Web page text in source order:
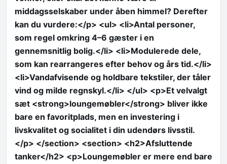
middagsselskaber under åben himmel? Derefter
kan du vurdere:</p> <ul> <li>Antal personer,
som regel omkring 4–6 gæster i en
gennemsnitlig bolig.</li> <li>Modulerede dele,
som kan rearrangeres efter behov og års tid.</li>
<li>Vandafvisende og holdbare tekstiler, der tåler
vind og milde regnskyl.</li> </ul> <p>Et velvalgt
sæt <strong>loungemøbler</strong> bliver ikke
bare en favoritplads, men en investering i
livskvalitet og socialitet i din udendørs livsstil.
</p> </section> <section> <h2>Afsluttende
tanker</h2> <p>Loungemøbler er mere end bare